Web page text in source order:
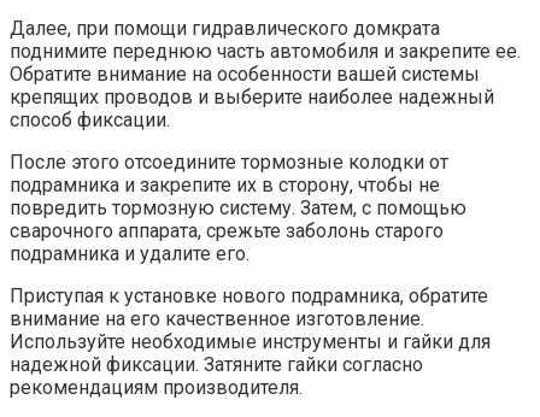
Далее, при помощи гидравлического домкрата
поднимите переднюю часть автомобиля и закрепите ее.
Обратите внимание на особенности вашей системы
крепящих проводов и выберите наиболее надежный
способ фиксации.
После этого отсоедините тормозные колодки от
подрамника и закрепите их в сторону, чтобы не
повредить тормозную систему. Затем, с помощью
сварочного аппарата, срежьте заболонь старого
подрамника и удалите его.
Приступая к установке нового подрамника, обратите
внимание на его качественное изготовление.
Используйте необходимые инструменты и гайки для
надежной фиксации. Затяните гайки согласно
рекомендациям производителя.